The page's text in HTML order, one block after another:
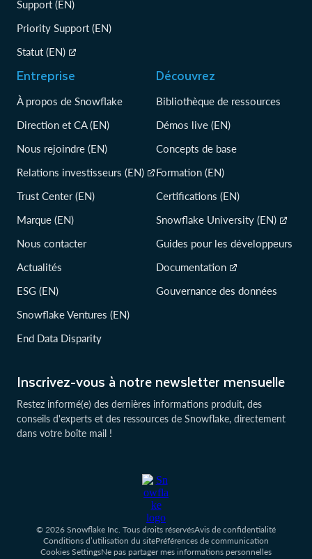
Inscrivez-vous à notre newsletter mensuelle
Restez informé(e) des dernières informations produit, des
conseils d'experts et des ressources de Snowflake, directement
dans votre boîte mail !
Support (EN)
Priority Support (EN)
Statut (EN)
Entreprise
À propos de Snowflake
Direction et CA (EN)
Nous rejoindre (EN)
Relations investisseurs (EN)
Trust Center (EN)
Marque (EN)
Nous contacter
Actualités
ESG (EN)
Snowflake Ventures (EN)
End Data Disparity
Découvrez
Bibliothèque de ressources
Démos live (EN)
Concepts de base
Formation (EN)
Certifications (EN)
Snowflake University (EN)
Guides pour les développeurs
Documentation
Gouvernance des données
© 2026 Snowflake Inc. Tous droits réservésAvis de confidentialité
Conditions d’utilisation du sitePréférences de communication
Cookies SettingsNe pas partager mes informations personnelles